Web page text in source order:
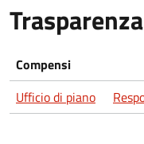
Trasparenza
Compensi
Ufficio di piano